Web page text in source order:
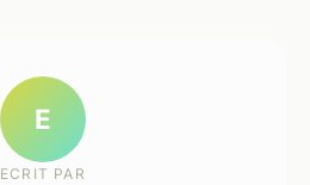
E
ECRIT PAR